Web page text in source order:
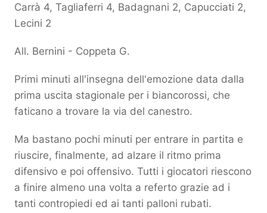
Carrà 4, Tagliaferri 4, Badagnani 2, Capucciati 2,
Lecini 2
All. Bernini - Coppeta G.
Primi minuti all'insegna dell'emozione data dalla
prima uscita stagionale per i biancorossi, che
faticano a trovare la via del canestro.
Ma bastano pochi minuti per entrare in partita e
riuscire, finalmente, ad alzare il ritmo prima
difensivo e poi offensivo. Tutti i giocatori riescono
a finire almeno una volta a referto grazie ad i
tanti contropiedi ed ai tanti palloni rubati.